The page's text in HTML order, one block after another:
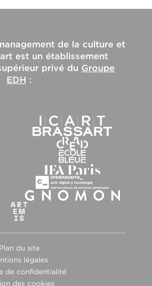
de la culture et
est un établissement
privé du Groupe
EDH :
Plan du site
légales
de confidentialité
des cookies